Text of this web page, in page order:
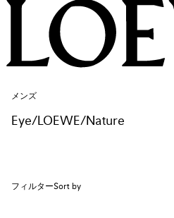
メンズ
Eye/LOEWE/Nature
フィルターSort by